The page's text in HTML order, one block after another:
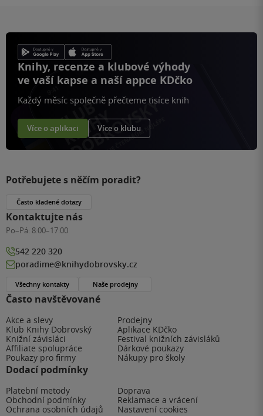
Knihy, recenze a klubové výhody
ve vaší kapse a naší appce KDčko
Každý měsíc společně přečteme tisíce knih
Více o aplikaci Více o klubu
Často navštěvované
Akce a slevy
Prodejny
Klub Knihy Dobrovský
Aplikace KDčko
Knižní závisláci
Festival knižních závisláků
Affiliate spolupráce
Dárkové poukazy
Poukazy pro firmy
Nákupy pro školy
Dodací podmínky
Platební metody
Doprava
Obchodní podmínky
Reklamace a vrácení
Ochrana osobních údajů
Nastavení cookies
Potřebujete s něčím poradit?
Často kladené dotazy
Kontaktujte nás
Po–Pá: 8:00–17:00
542 220 320
poradime@knihydobrovsky.cz
Všechny kontakty Naše prodejny